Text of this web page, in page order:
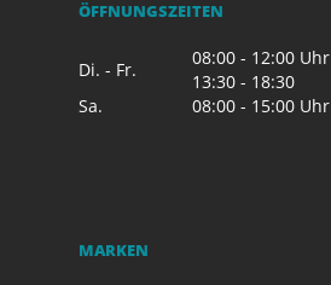
ÖFFNUNGSZEITEN
Di. - Fr.
08:00 - 12:00 Uhr
13:30 - 18:30
Sa.
08:00 - 15:00 Uhr
MARKEN